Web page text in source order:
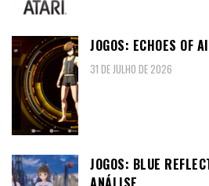
JOGOS: ECHOES OF
31 DE JULHO DE 2026
JOGOS: BLUE